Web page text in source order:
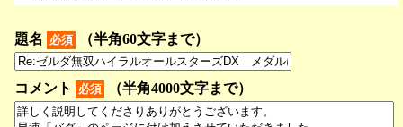
題名 必須 （半角60文字まで）
コメント 必須 （半角4000文字まで）